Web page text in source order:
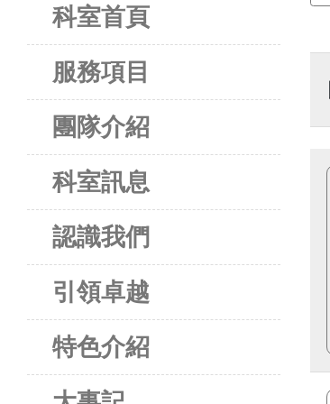
科室首頁
服務項目
團隊介紹
科室訊息
認識我們
引領卓越
特色介紹